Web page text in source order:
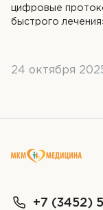
цифровые
быстрого
24 октября
+7 (3452)